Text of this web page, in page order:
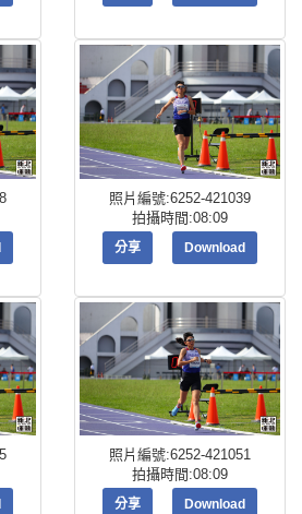
照片編號:6252-421039
拍攝時間:08:09
分享 Download
照片編號:6252-421051
拍攝時間:08:09
分享 Download